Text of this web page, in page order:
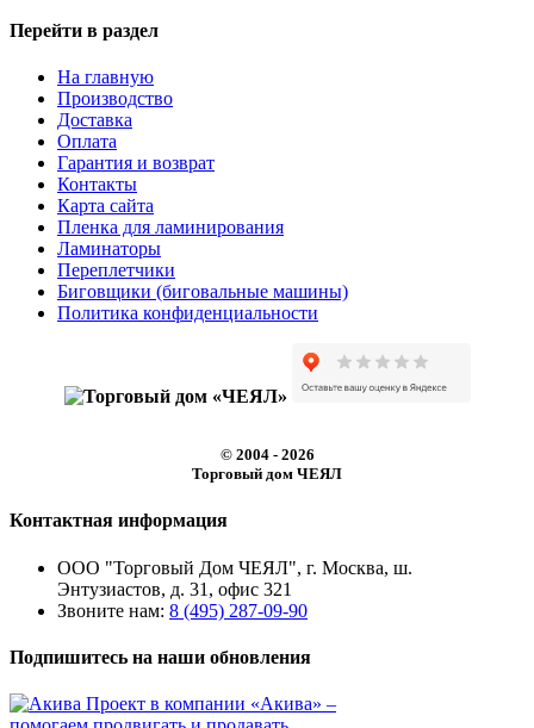
Перейти в раздел
На главную
Производство
Доставка
Оплата
Гарантия и возврат
Контакты
Карта сайта
Пленка для ламинирования
Ламинаторы
Переплетчики
Биговщики (биговальные машины)
Политика конфиденциальности
© 2004 - 2026
Торговый дом ЧЕЯЛ
Контактная информация
ООО "Торговый Дом ЧЕЯЛ", г. Москва, ш.
Энтузиастов, д. 31, офис 321
Звоните нам: 8 (495) 287-09-90
Подпишитесь на наши обновления
Проект в компании «Акива» –